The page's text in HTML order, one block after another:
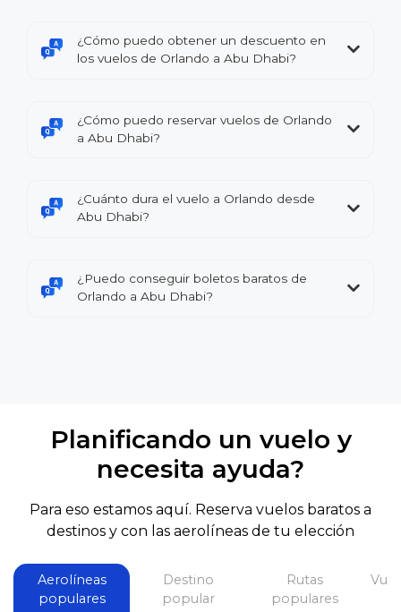
¿Cómo puedo obtener un descuento en
los vuelos de Orlando a Abu Dhabi?
¿Cómo puedo reservar vuelos de Orlando
a Abu Dhabi?
¿Cuánto dura el vuelo a Orlando desde
Abu Dhabi?
¿Puedo conseguir boletos baratos de
Orlando a Abu Dhabi?
Planificando un vuelo y
necesita ayuda?
Para eso estamos aquí. Reserva vuelos baratos a
destinos y con las aerolíneas de tu elección
Aerolíneas
populares
Destino
popular
Rutas
populares